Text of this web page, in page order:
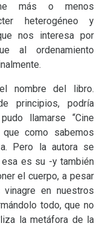
más o menos
heterogéneo y
nos interesa por
al ordenamiento
nombre del libro.
principios, podría
llamarse “Cine
que como sabemos
Pero la autora se
esa es su -y también
el cuerpo, a pesar
en nuestros
todo, que no
la metáfora de la